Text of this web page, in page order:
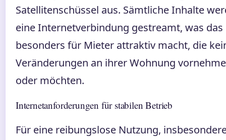
Satellitenschüssel aus. Sämtliche Inhalte
eine Internetverbindung gestreamt, was das
besonders für Mieter attraktiv macht, die
Veränderungen an ihrer Wohnung
oder möchten.
Internetanforderungen für stabilen Betrieb
Für eine reibungslose Nutzung,